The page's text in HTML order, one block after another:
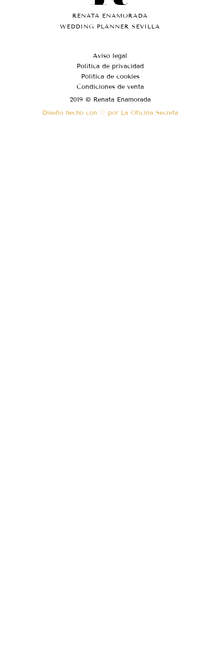
RENATA ENAMORADA
WEDDING PLANNER SEVILLA
Aviso legal
Política de privacidad
Política de cookies
Condiciones de venta
2019 © Renata Enamorada
Diseño hecho con ♡ por La Oficina Secreta